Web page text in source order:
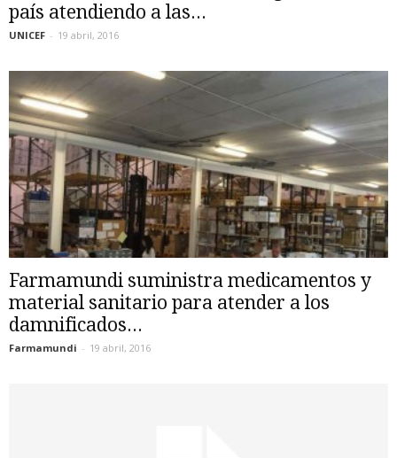
país atendiendo a las...
UNICEF - 19 abril, 2016
Farmamundi suministra medicamentos y
material sanitario para atender a los
damnificados...
Farmamundi - 19 abril, 2016